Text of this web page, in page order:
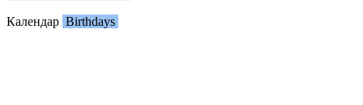
Календар Birthdays